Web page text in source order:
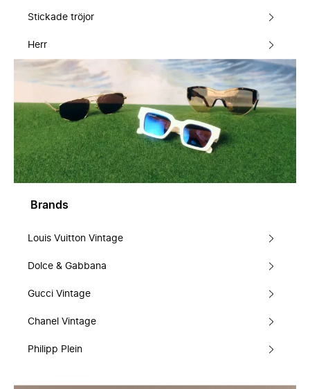
Stickade tröjor
Herr
Brands
Louis Vuitton Vintage
Dolce & Gabbana
Gucci Vintage
Chanel Vintage
Philipp Plein